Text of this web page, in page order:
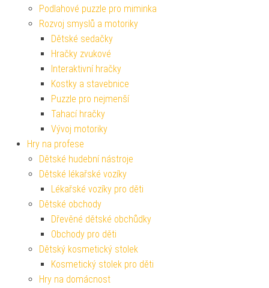
Podlahové puzzle pro miminka
Rozvoj smyslů a motoriky
Dětské sedačky
Hračky zvukové
Interaktivní hračky
Kostky a stavebnice
Puzzle pro nejmenší
Tahací hračky
Vývoj motoriky
Hry na profese
Dětské hudební nástroje
Dětské lékařské vozíky
Lékařské vozíky pro děti
Dětské obchody
Dřevěné dětské obchůdky
Obchody pro děti
Dětský kosmetický stolek
Kosmetický stolek pro děti
Hry na domácnost